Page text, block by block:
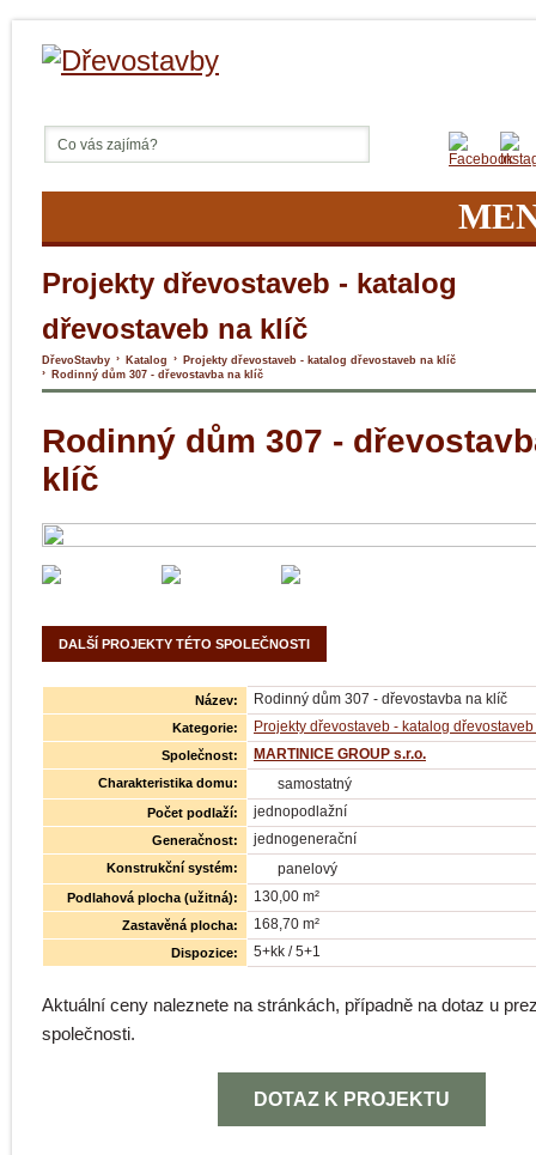
Projekty dřevostaveb - katalog
dřevostaveb na klíč
DřevoStavby › Katalog ›
Projekty dřevostaveb - katalog dřevostaveb na klíč
›
Rodinný dům 307 - dřevostavba na klíč
Rodinný dům 307 -
klíč
DALŠÍ PROJEKTY TÉTO SPOLEČNOSTI
Název: Rodinný dům 307 - dřevostavba na klíč
Kategorie: Projekty dřevostaveb - katalog
Společnost: MARTINICE GROUP s.r.o.
Charakteristika domu: samostatný
Počet podlaží: jednopodlažní
Generačnost: jednogenerační
Konstrukční systém: panelový
Podlahová plocha (užitná): 130,00 m²
Zastavěná plocha: 168,70 m²
Dispozice: 5+kk / 5+1
Aktuální ceny naleznete na stránkách, případně na dotaz u
společnosti.
DOTAZ K PROJEKTU